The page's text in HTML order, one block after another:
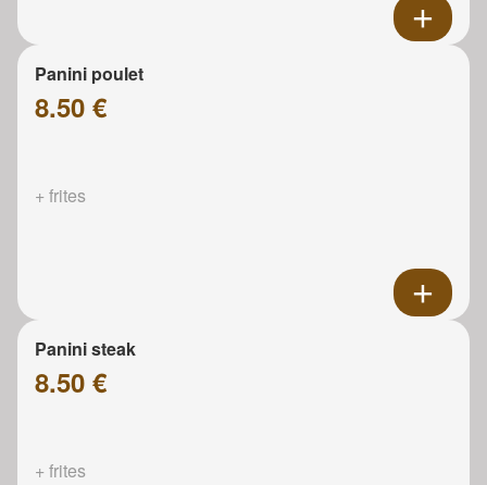
Panini poulet
8.50 €
+ frites
Panini steak
8.50 €
+ frites